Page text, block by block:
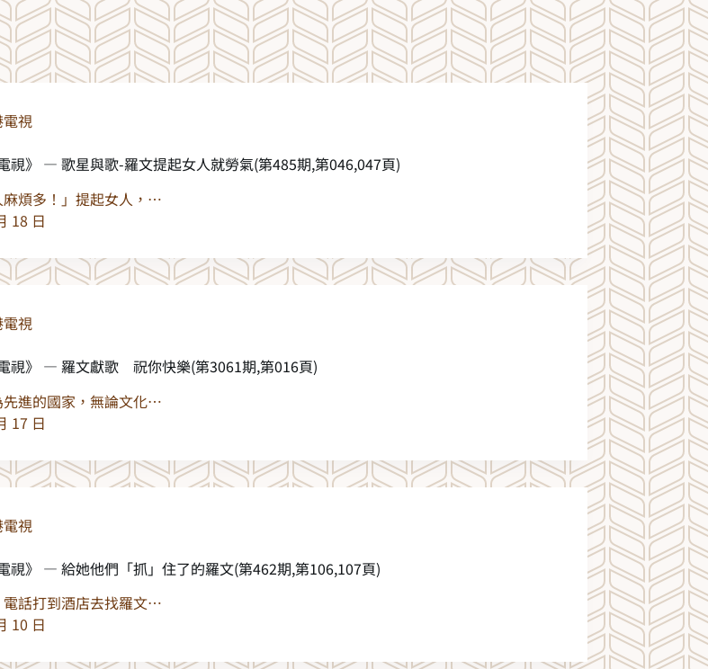
視
視》 — 歌星與歌-羅文提起女人就勞氣(第485期,第046,047頁)
煩多！」提起女人，…
18 日
視
視》 — 羅文獻歌 祝你快樂(第3061期,第016頁)
先進的國家，無論文化…
17 日
視
視》 — 給她他們「抓」住了的羅文(第462期,第106,107頁)
話打到酒店去找羅文…
10 日